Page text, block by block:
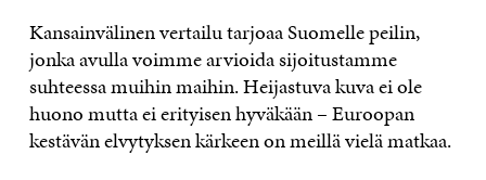
Kansainvälinen vertailu tarjoaa Suomelle peilin,
jonka avulla voimme arvioida sijoitustamme
suhteessa muihin maihin. Heijastuva kuva ei ole
huono mutta ei erityisen hyväkään – Euroopan
kestävän elvytyksen kärkeen on meillä vielä matkaa.